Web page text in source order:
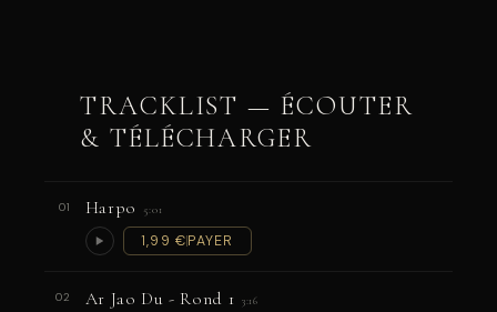
TRACKLIST — ÉCOUTER
& TÉLÉCHARGER
01 Harpo 5:01
1,99 €PAYER
02 Ar Jao Du - Rond 1 3:16